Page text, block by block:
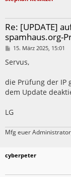
Re: [UPDATE]
spamhaus.org-
B
i
t
a
g
15. März 2025, 15:01
Servus,
die Prüfung der IP
dem Update
LG
Mfg euer
cyberpeter